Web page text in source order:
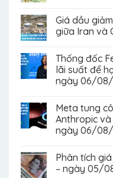
Giá dầu
giữa Iran và
Thống đốc
lãi suất để
ngày 06/
Meta tung
Anthropic và
ngày 06/
Phân tích
– ngày 05/